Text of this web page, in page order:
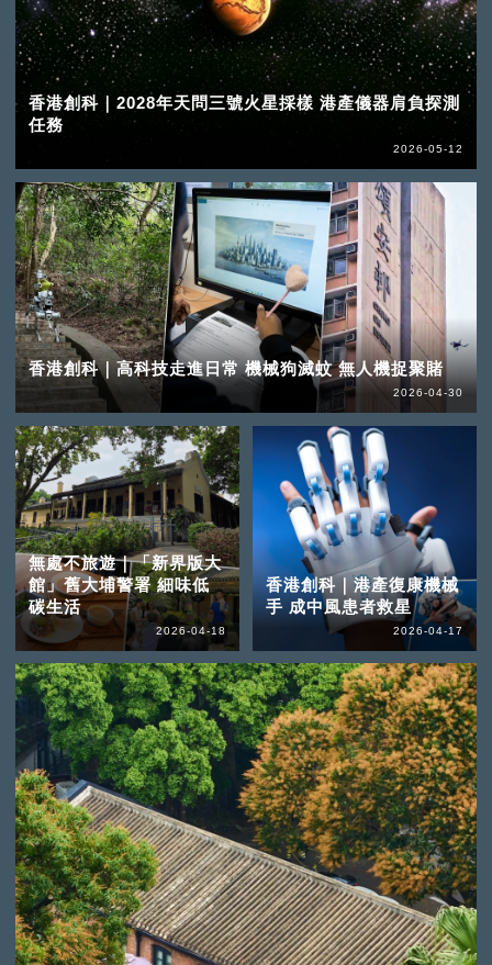
香港創科｜2028年天問三號火星採樣 港產儀器肩負探測
任務
2026-05-12
香港創科｜高科技走進日常 機械狗滅蚊 無人機捉聚賭
2026-04-30
無處不旅遊｜「新界版大
館」舊大埔警署 細味低
碳生活
2026-04-18
香港創科｜港產復康機械
手 成中風患者救星
2026-04-17